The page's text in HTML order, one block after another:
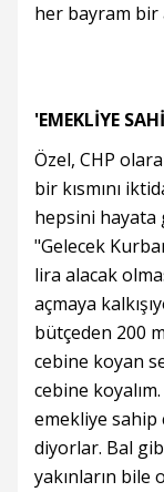
her bayram bir
'EMEKLİYE
Özel, CHP
bir kısmını
hepsini hayata
"Gelecek
lira alacak
açmaya
bütçeden 200
cebine koyan
cebine
emekliye sahip
diyorlar. Bal
yakınların bile